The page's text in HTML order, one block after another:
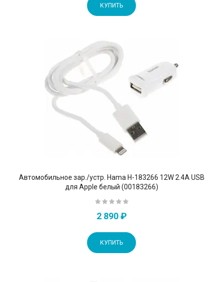
КУПИТЬ
Автомобильное зар./устр. Hama H-183266 12W 2.4A USB
для Apple белый (00183266)
2 890 ₽
КУПИТЬ